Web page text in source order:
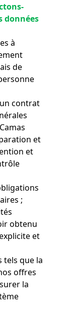
données
à
de
contrat
et
et
;
obtenu
et
tels que la
offres
la